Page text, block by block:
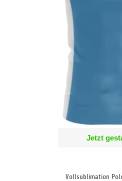
Jetzt
Vollsublimation